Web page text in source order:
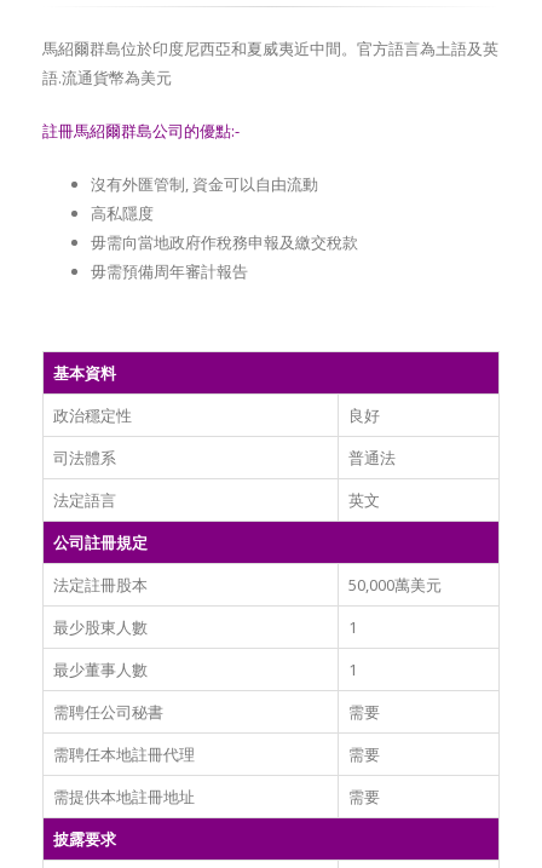
馬紹爾群島位於印度尼西亞和夏威夷近中間。官方語言為土語及英
語.流通貨幣為美元
註冊馬紹爾群島公司的優點:-
沒有外匯管制, 資金可以自由流動
高私隱度
毋需向當地政府作稅務申報及繳交稅款
毋需預備周年審計報告
基本資料
政治穩定性
良好
司法體系
普通法
法定語言
英文
公司註冊規定
法定註冊股本
50,000萬美元
最少股東人數
1
最少董事人數
1
需聘任公司秘書
需要
需聘任本地註冊代理
需要
需提供本地註冊地址
需要
披露要求